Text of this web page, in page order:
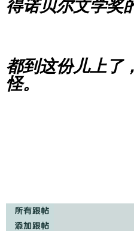
得诺贝尔文学奖
都到这份儿上了
怪。